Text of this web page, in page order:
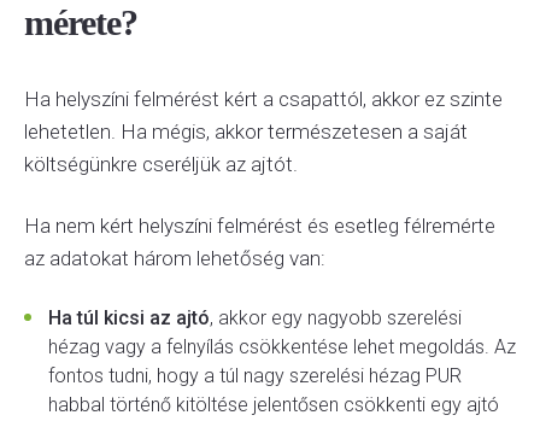
mérete?
Ha helyszíni felmérést kért a csapattól, akkor ez szinte
lehetetlen. Ha mégis, akkor természetesen a saját
költségünkre cseréljük az ajtót.
Ha nem kért helyszíni felmérést és esetleg félremérte
az adatokat három lehetőség van:
Ha túl kicsi az ajtó, akkor egy nagyobb szerelési
hézag vagy a felnyílás csökkentése lehet megoldás. Az
fontos tudni, hogy a túl nagy szerelési hézag PUR
habbal történő kitöltése jelentősen csökkenti egy ajtó